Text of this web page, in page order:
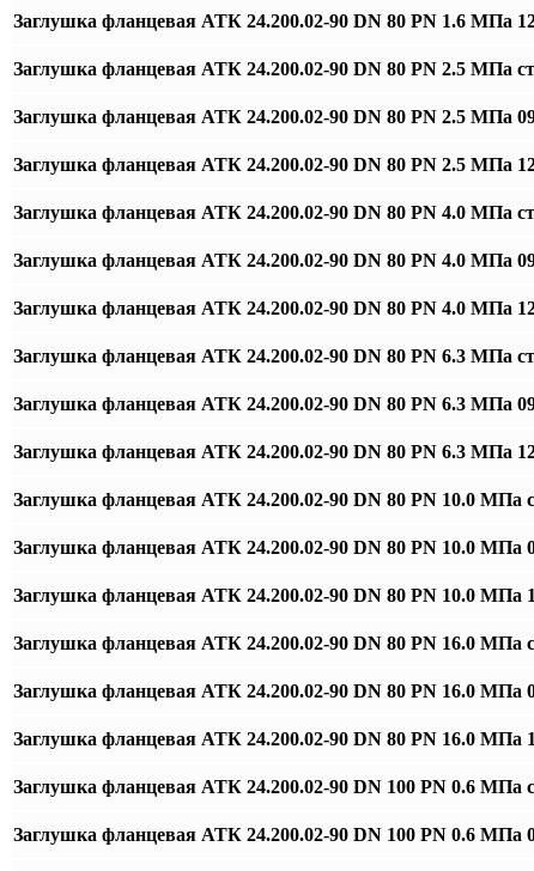
Заглушка фланцевая АТК 24.200.02-90 DN 80 PN 1.6 МПа
Заглушка фланцевая АТК 24.200.02-90 DN 80 PN 2.5 МПа
Заглушка фланцевая АТК 24.200.02-90 DN 80 PN 2.5 МПа
Заглушка фланцевая АТК 24.200.02-90 DN 80 PN 2.5 МПа
Заглушка фланцевая АТК 24.200.02-90 DN 80 PN 4.0 МПа
Заглушка фланцевая АТК 24.200.02-90 DN 80 PN 4.0 МПа
Заглушка фланцевая АТК 24.200.02-90 DN 80 PN 4.0 МПа
Заглушка фланцевая АТК 24.200.02-90 DN 80 PN 6.3 МПа
Заглушка фланцевая АТК 24.200.02-90 DN 80 PN 6.3 МПа
Заглушка фланцевая АТК 24.200.02-90 DN 80 PN 6.3 МПа
Заглушка фланцевая АТК 24.200.02-90 DN 80 PN 10.0 МПа
Заглушка фланцевая АТК 24.200.02-90 DN 80 PN 10.0 МПа
Заглушка фланцевая АТК 24.200.02-90 DN 80 PN 10.0 МПа
Заглушка фланцевая АТК 24.200.02-90 DN 80 PN 16.0 МПа
Заглушка фланцевая АТК 24.200.02-90 DN 80 PN 16.0 МПа
Заглушка фланцевая АТК 24.200.02-90 DN 80 PN 16.0 МПа
Заглушка фланцевая АТК 24.200.02-90 DN 100 PN 0.6 МПа
Заглушка фланцевая АТК 24.200.02-90 DN 100 PN 0.6 МПа